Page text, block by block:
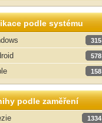
podle systému
315
578
158
podle zaměření
1334